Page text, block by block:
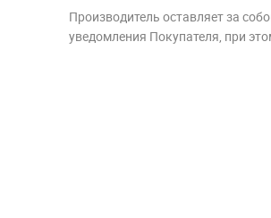
Производитель оставляет за
уведомления Покупателя, при